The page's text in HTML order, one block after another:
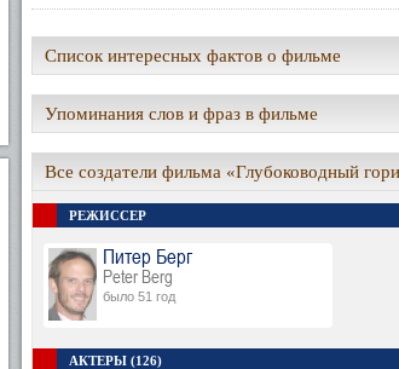
Список интересных фактов о фильме
Упоминания слов и фраз в фильме
Все создатели фильма «Глубоководный
РЕЖИССЕР
Питер Берг
Peter Berg
было 51 год
АКТЕРЫ (126)